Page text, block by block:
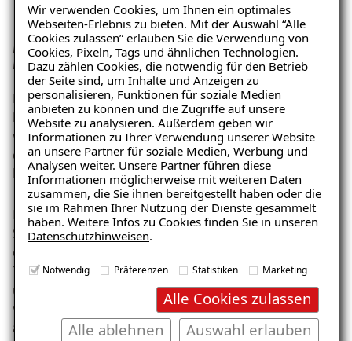
Wir verwenden Cookies, um Ihnen ein optimales
Webseiten-Erlebnis zu bieten. Mit der Auswahl “Alle
Cookies zulassen” erlauben Sie die Verwendung von
Cookies, Pixeln, Tags und ähnlichen Technologien.
Dazu zählen Cookies, die notwendig für den Betrieb
der Seite sind, um Inhalte und Anzeigen zu
personalisieren, Funktionen für soziale Medien
anbieten zu können und die Zugriffe auf unsere
Website zu analysieren. Außerdem geben wir
Informationen zu Ihrer Verwendung unserer Website
an unsere Partner für soziale Medien, Werbung und
Analysen weiter. Unsere Partner führen diese
Informationen möglicherweise mit weiteren Daten
zusammen, die Sie ihnen bereitgestellt haben oder die
sie im Rahmen Ihrer Nutzung der Dienste gesammelt
haben. Weitere Infos zu Cookies finden Sie in unseren
Datenschutzhinweisen.
Notwendig Präferenzen Statistiken Marketing
Alle Cookies zulassen
Auswahl erlauben
Alle ablehnen
Besser ist die Stoßlüftung, denn so ist ein ausreichender
Luftaustausch garantiert.
Besser ist die so genannte Stoßlüftung. Dabei wird das
Fenster kurzzeitig ganz geöffnet und anschließend
wieder geschlossen. Diese Form der Fensterlüftung
ermöglicht im gleichen Zeitraum einen etwa 30-fach
höheren Luftaustausch als eine Spaltlüftung.
In der Praxis bedeutet das, dass z. B. mit einer
Stoßlüftung bei einem Raum von 40 Kubikmetern,
einer Fensterfläche von 1 Meter und einer
Temperaturdifferenz von 13 Kelvin (K) zwischen Innen-
und Außentemperaturn die relative Raumluftfeuchte
von 100 auf 53 Prozent in weniger als 3 Minuten
abgesenkt werden kann.
Ratgeber „Schimmel“
– jetzt kostenlos erhalten!
E-Mail eingeben